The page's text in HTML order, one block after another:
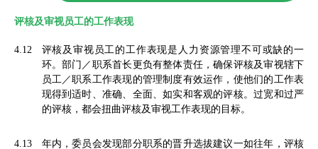
评核及审视员工的工作表现
4.12
评核及审视员工的工作表现是人力资源管理不可或缺的一
环。部门／职系首长更负有整体责任，确保评核及审视辖下
员工／职系工作表现的管理制度有效运作，使他们的工作表
现得到适时、准确、全面、如实和客观的评核。过宽和过严
的评核，都会扭曲评核及审视工作表现的目标。
4.13
年内，委员会发现部分职系的晋升选拔建议一如往年，评核